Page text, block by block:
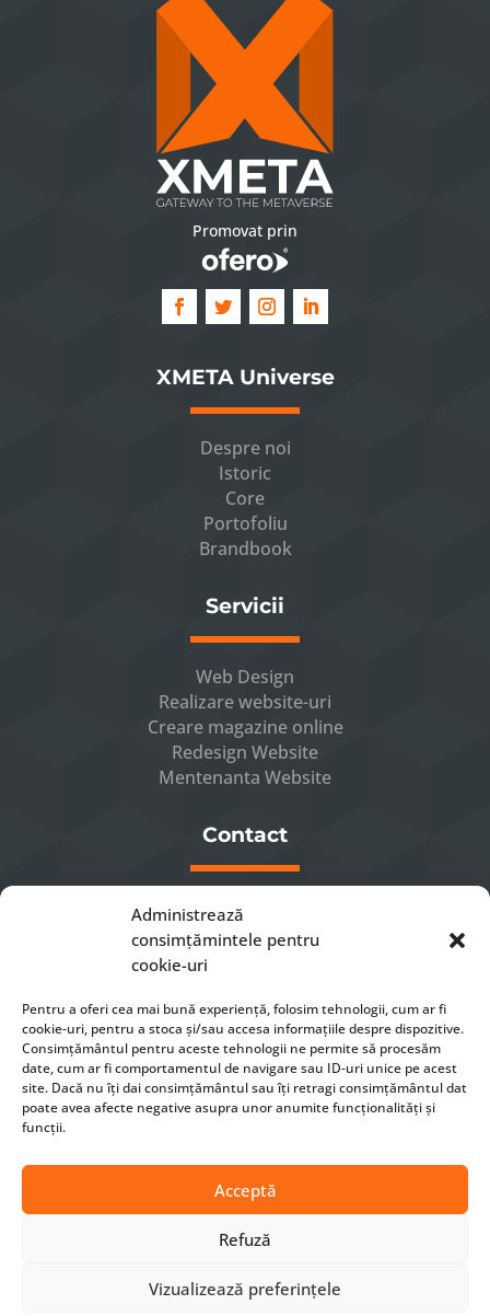
Administrează
consimțămintele pentru
cookie-uri
Pentru a oferi cea mai bună experiență, folosim tehnologii, cum ar fi
cookie-uri, pentru a stoca și/sau accesa informațiile despre dispozitive.
Consimțământul pentru aceste tehnologii ne permite să procesăm
date, cum ar fi comportamentul de navigare sau ID-uri unice pe acest
site. Dacă nu îți dai consimțământul sau îți retragi consimțământul dat
poate avea afecte negative asupra unor anumite funcționalități și
funcții.
Acceptă
Refuză
Vizualizează preferințele
Promovat prin
XMETA Universe
Despre noi
Istoric
Core
Portofoliu
Brandbook
Servicii
Web Design
Realizare website-uri
Creare magazine online
Redesign Website
Mentenanta Website
Contact
 Luni – Vineri 8 – 16
 0741232863
 office[at]xmeta.ro
CONTACTEAZA-NE
Termeni si conditii|Politica de confidentialitate|
Cum comand?
© Made with❤byXMETA.RO